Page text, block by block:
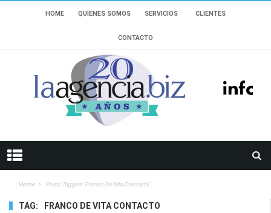
HOME QUIÉNES SOMOS SERVICIOS CLIENTES
CONTACTO
Home Posts Tagged "Franco De Vita Contacto"
TAG: FRANCO DE VITA CONTACTO